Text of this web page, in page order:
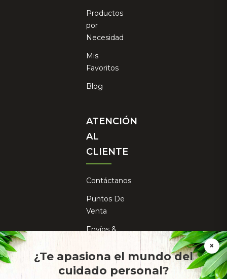
×
¿Te apasiona el mundo del
cuidado personal?
Productos
por
Necesidad
Mis
Favoritos
Blog
ATENCIÓN
AL
CLIENTE
Contáctanos
Puntos De
Venta
Envíos &
Entregas
Política De
Calidad